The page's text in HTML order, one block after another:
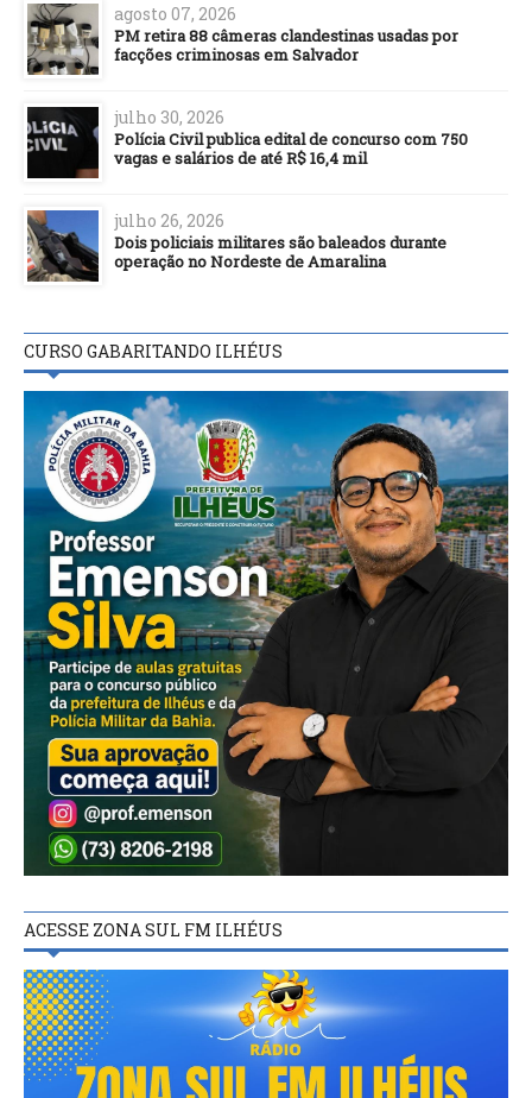
agosto 07, 2026
PM retira 88 câmeras clandestinas usadas por
facções criminosas em Salvador
julho 30, 2026
Polícia Civil publica edital de concurso com 750
vagas e salários de até R$ 16,4 mil
julho 26, 2026
Dois policiais militares são baleados durante
operação no Nordeste de Amaralina
CURSO GABARITANDO ILHÉUS
ACESSE ZONA SUL FM ILHÉUS